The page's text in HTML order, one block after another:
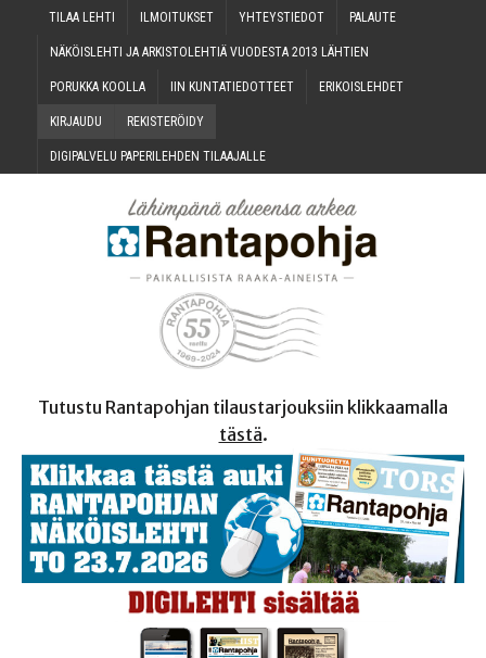
TILAA LEH­TI ILMOI­TUK­SET YHTEYS­TIE­DOT PALAU­TE
NÄKÖIS­LEH­TI JA ARKIS­TO­LEH­TIÄ VUO­DES­TA 2013 LÄHTIEN
PORUK­KA KOOLLA IIN KUN­TA­TIE­DOT­TEET ERI­KOIS­LEH­DET
KIR­JAU­DU REKIS­TE­RÖI­DY
DIGI­PAL­VE­LU PAPE­RI­LEH­DEN TILAAJALLE
Tutustu Rantapohjan tilaustarjouksiin klikkaamalla
tästä.